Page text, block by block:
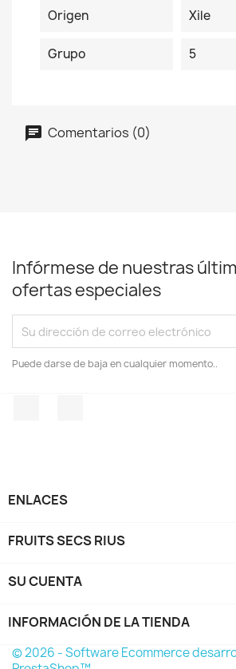
Origen Xile
Grupo 5
Comentarios (0)
Infórmese de nuestras
ofertas especiales
Puede darse de baja en cualquier momento..
ENLACES
FRUITS SECS RIUS
SU CUENTA
INFORMACIÓN DE LA TIENDA
© 2026 - Software Ecommerce